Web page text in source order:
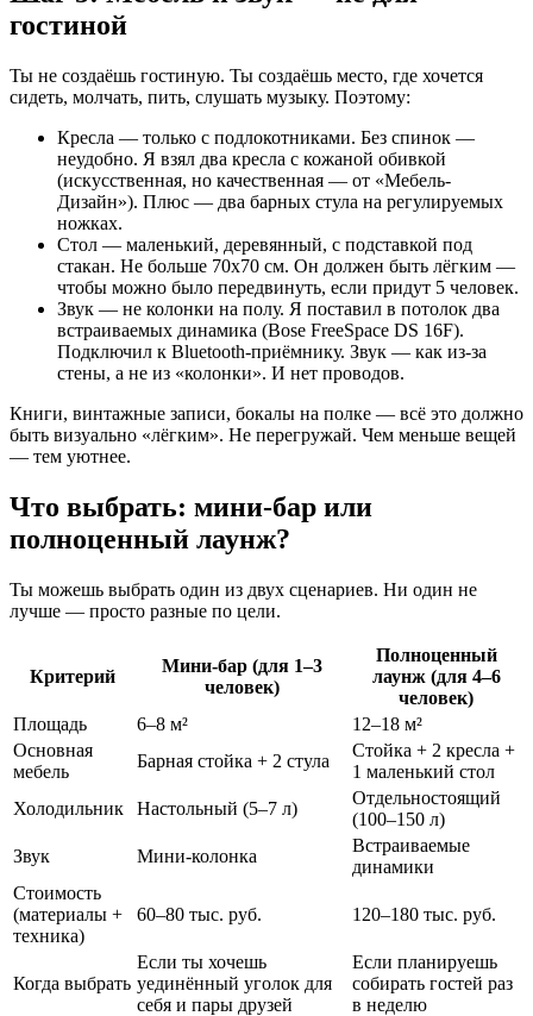
гостиной
Ты не создаёшь гостиную. Ты создаёшь место, где хочется
сидеть, молчать, пить, слушать музыку. Поэтому:
Кресла — только с подлокотниками. Без спинок —
неудобно. Я взял два кресла с кожаной обивкой
(искусственная, но качественная — от «Мебель-
Дизайн»). Плюс — два барных стула на регулируемых
ножках.
Стол — маленький, деревянный, с подставкой под
стакан. Не больше 70х70 см. Он должен быть лёгким —
чтобы можно было передвинуть, если придут 5 человек.
Звук — не колонки на полу. Я поставил в потолок два
встраиваемых динамика (Bose FreeSpace DS 16F).
Подключил к Bluetooth-приёмнику. Звук — как из-за
стены, а не из «колонки». И нет проводов.
Книги, винтажные записи, бокалы на полке — всё это должно
быть визуально «лёгким». Не перегружай. Чем меньше вещей
— тем уютнее.
Что выбрать: мини-бар или
полноценный лаунж?
Ты можешь выбрать один из двух сценариев. Ни один не
лучше — просто разные по цели.
Критерий
Мини-бар (для 1–3
человек)
Полноценный
лаунж (для 4–6
человек)
Площадь
6–8 м²
12–18 м²
Основная
мебель
Барная стойка + 2 стула
Стойка + 2 кресла +
1 маленький стол
Холодильник
Настольный (5–7 л)
Отдельностоящий
(100–150 л)
Звук
Мини-колонка
Встраиваемые
динамики
Стоимость
(материалы +
техника)
60–80 тыс. руб. 120–180 тыс. руб.
Когда выбрать
Если ты хочешь
уединённый уголок для
себя и пары друзей
Если планируешь
собирать гостей раз
в неделю